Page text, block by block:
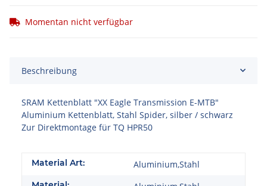
Momentan nicht verfügbar
Beschreibung
SRAM Kettenblatt "XX Eagle Transmission E-MTB"
Aluminium Kettenblatt, Stahl Spider, silber / schwarz
Zur Direktmontage für TQ HPR50
Material Art: Aluminium,Stahl